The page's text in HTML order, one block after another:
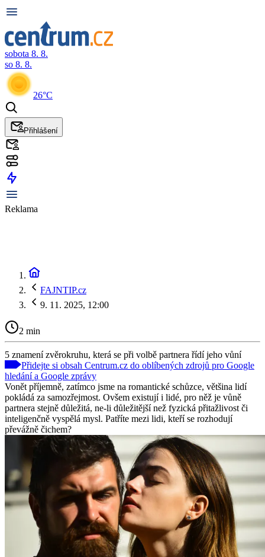
sobota 8. 8.
so 8. 8.
26°C
Přihlášení
Reklama
FAJNTIP.cz
9. 11. 2025, 12:00
2 min
5 znamení zvěrokruhu, která se při volbě partnera řídí jeho vůní
Přidejte si obsah Centrum.cz do oblíbených zdrojů pro Google
hledání a Google zprávy
Vonět příjemně, zatímco jsme na romantické schůzce, většina lidí
pokládá za samozřejmost. Ovšem existují i lidé, pro něž je vůně
partnera stejně důležitá, ne-li důležitější než fyzická přitažlivost či
inteligenčně vyspělá mysl. Patříte mezi lidi, kteří se rozhodují
převážně čichem?